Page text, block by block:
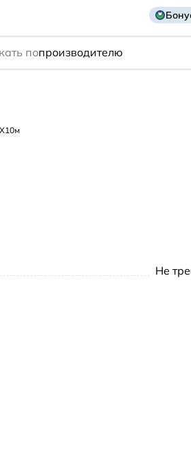
по
действующему веществу
производителю
Не